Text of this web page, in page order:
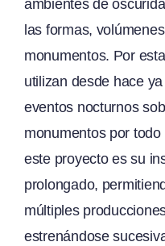
ambientes de
las formas,
monumentos. Por
utilizan desde hace
eventos nocturnos
monumentos por
este proyecto es su
prolongado,
múltiples
estrenándose